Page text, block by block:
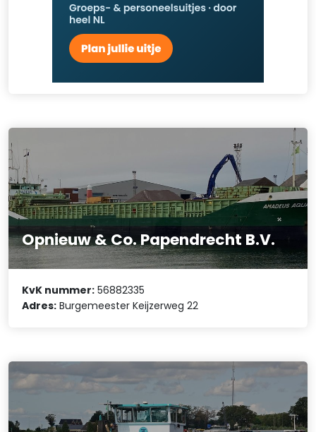
Opnieuw & Co. Papendrecht B.V.
KvK nummer: 56882335
Adres: Burgemeester Keijzerweg 22